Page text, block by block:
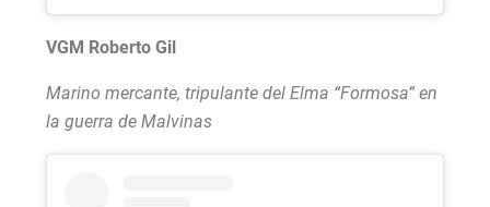
VGM Roberto Gil
Marino mercante, tripulante del Elma “Formosa” en
la guerra de Malvinas